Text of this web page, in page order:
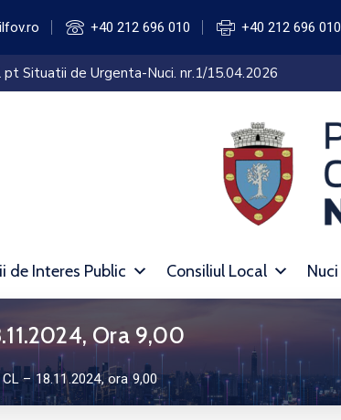
+40 212 696 010 +40 212 696 010
Situatii de Urgenta-Nuci. nr.1/15.04.2026
de Interes Public Consiliul Local Nuci
Ora 9,00
– 18.11.2024, ora 9,00